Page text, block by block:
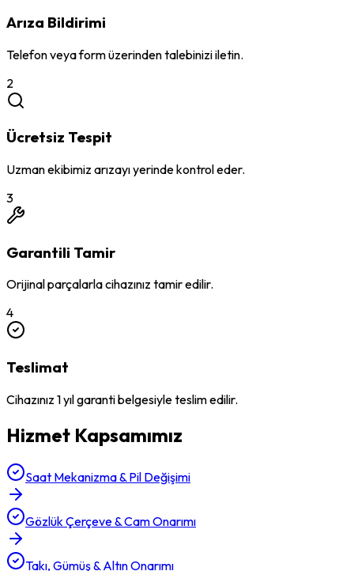
Arıza Bildirimi
Telefon veya form üzerinden talebinizi iletin.
2
Ücretsiz Tespit
Uzman ekibimiz arızayı yerinde kontrol eder.
3
Garantili Tamir
Orijinal parçalarla cihazınız tamir edilir.
4
Teslimat
Cihazınız 1 yıl garanti belgesiyle teslim edilir.
Hizmet Kapsamımız
Saat Mekanizma & Pil Değişimi
Gözlük Çerçeve & Cam Onarımı
Takı, Gümüş & Altın Onarımı